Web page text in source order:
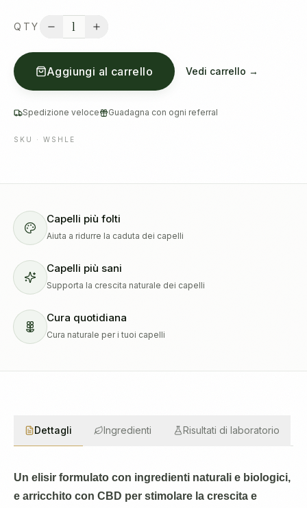
QTY 1
Aggiungi al carrello Vedi carrello →
Spedizione veloce Guadagna con ogni referral
SKU · WSHLE
Capelli più folti
Aiuta a ridurre la caduta dei capelli
Capelli più sani
Supporta la crescita naturale dei capelli
Cura quotidiana
Cura naturale per i tuoi capelli
Dettagli Ingredienti Risultati di laboratorio
Un elisir formulato con ingredienti naturali e biologici,
e arricchito con CBD per stimolare la crescita e